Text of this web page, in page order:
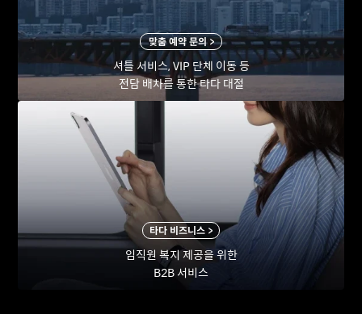
셔틀 서비스, VIP 단체 이동 등
전담 배차를 통한 타다 대절
맞춤 예약 문의 >
임직원 복지 제공을 위한
B2B 서비스
타다 비즈니스 >